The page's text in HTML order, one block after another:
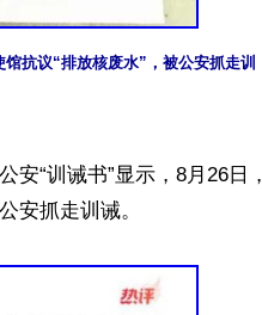
抗议“排放核废水”，被公安抓走训
安“训诫书”显示，8月26日，
安抓走训诫。